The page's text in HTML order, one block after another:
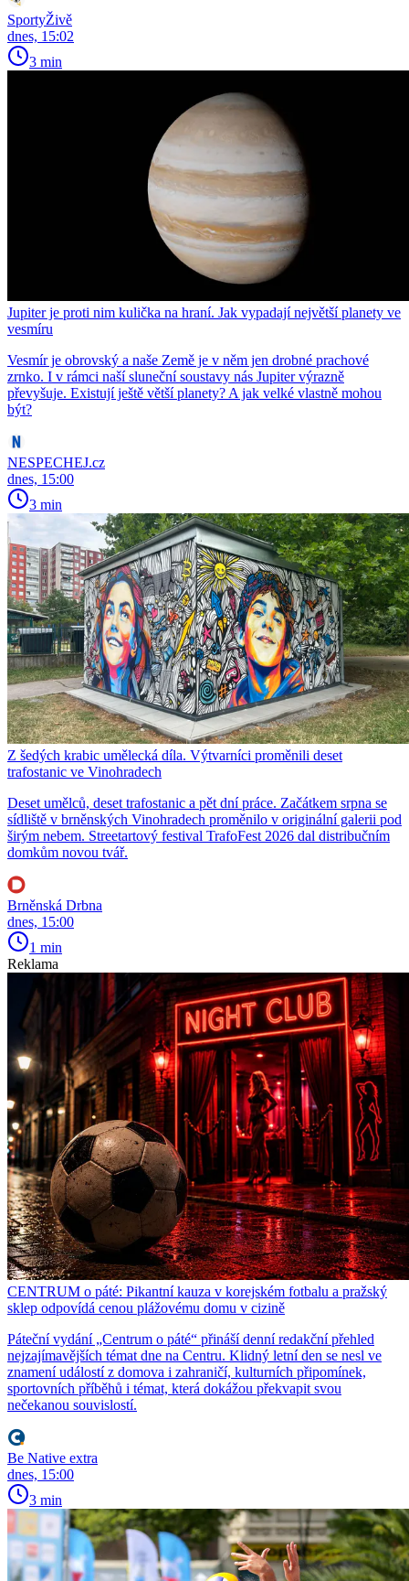
SportyŽivě
dnes, 15:02
3 min
Jupiter je proti nim kulička na hraní. Jak vypadají největší planety ve
vesmíru
Vesmír je obrovský a naše Země je v něm jen drobné prachové
zrnko. I v rámci naší sluneční soustavy nás Jupiter výrazně
převyšuje. Existují ještě větší planety? A jak velké vlastně mohou
být?
NESPECHEJ.cz
dnes, 15:00
3 min
Z šedých krabic umělecká díla. Výtvarníci proměnili deset
trafostanic ve Vinohradech
Deset umělců, deset trafostanic a pět dní práce. Začátkem srpna se
sídliště v brněnských Vinohradech proměnilo v originální galerii pod
širým nebem. Streetartový festival TrafoFest 2026 dal distribučním
domkům novou tvář.
Brněnská Drbna
dnes, 15:00
1 min
Reklama
CENTRUM o páté: Pikantní kauza v korejském fotbalu a pražský
sklep odpovídá cenou plážovému domu v cizině
Páteční vydání „Centrum o páté“ přináší denní redakční přehled
nejzajímavějších témat dne na Centru. Klidný letní den se nesl ve
znamení událostí z domova i zahraničí, kulturních připomínek,
sportovních příběhů i témat, která dokážou překvapit svou
nečekanou souvislostí.
Be Native extra
dnes, 15:00
3 min